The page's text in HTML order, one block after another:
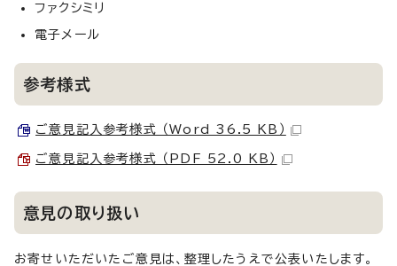
ファクシミリ
電子メール
参考様式
ご意見記入参考様式 （Word 36.5 KB）
ご意見記入参考様式 （PDF 52.0 KB）
意見の取り扱い
お寄せいただいたご意見は、整理したうえで公表いたします。